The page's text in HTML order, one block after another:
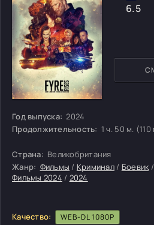
Год выпуска: 2024
Продолжительность: 1 ч. 50 м. (110
Страна: Великобритания
Жанр: Фильмы / Криминал / Боевик
Фильмы 2024 / 2024
Качество: WEB-DL 1080P
6.5